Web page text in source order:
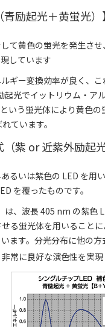
青励起光＋黄蛍光）】
て黄色の蛍光を発生さ
しています
ルギー変換効率が良く、
起光でイットリウム・
う蛍光体により黄色の
ています。
（紫 or 近紫外励起
るいは紫色の LED を用
を覆ったものです。
は、波長 405 nm の紫色
る蛍光体を用いること
ます。分光分布に他の
常に良好な演色性を実現